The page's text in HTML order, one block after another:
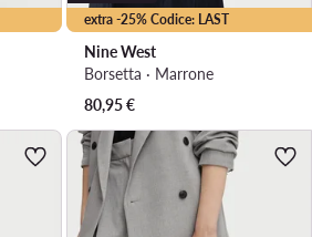
extra -25% Codice: LAST
Nine West
Borsetta · Marrone
80,95€